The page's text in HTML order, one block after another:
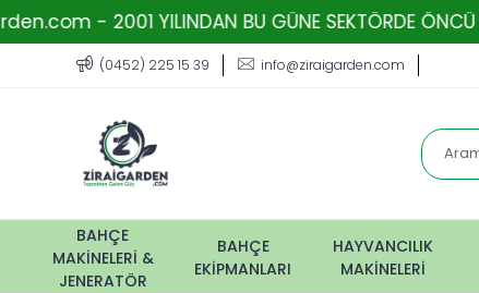
2001 YILINDAN BU GÜNE SEKTÖRDE ÖNCÜ FİRMA
(0452) 225 15 39 info@ziraigarden.com
BAHÇE
MAKİNELERİ &
JENERATÖR
BAHÇE
EKİPMANLARI
HAYVANCILIK
MAKİNELERİ